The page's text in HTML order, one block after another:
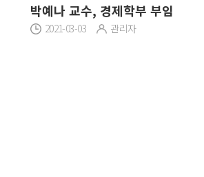
박예나 교수, 경제학부 부임
2021-03-03 관리자